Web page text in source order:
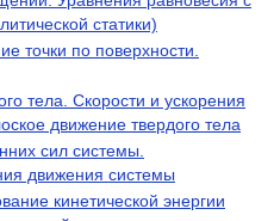
статики)
точки по поверхности.
тела. Скорости и ускорения
движение твердого тела
сил системы.
движения системы
кинетической энергии